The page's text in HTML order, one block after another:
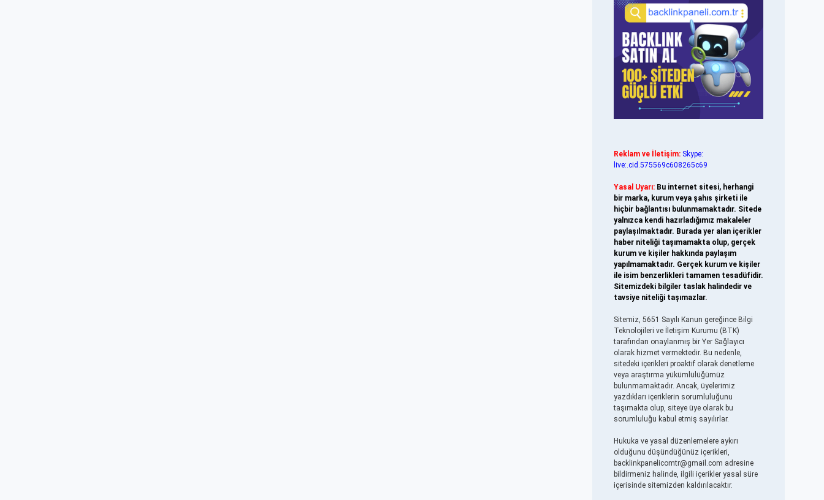
Reklam ve İletişim: Skype:
live:.cid.575569c608265c69
Yasal Uyarı: Bu internet sitesi, herhangi
bir marka, kurum veya şahıs şirketi ile
hiçbir bağlantısı bulunmamaktadır. Sitede
yalnızca kendi hazırladığımız makaleler
paylaşılmaktadır. Burada yer alan içerikler
haber niteliği taşımamakta olup, gerçek
kurum ve kişiler hakkında paylaşım
yapılmamaktadır. Gerçek kurum ve kişiler
ile isim benzerlikleri tamamen tesadüfidir.
Sitemizdeki bilgiler taslak halindedir ve
tavsiye niteliği taşımazlar.
Sitemiz, 5651 Sayılı Kanun gereğince Bilgi
Teknolojileri ve İletişim Kurumu (BTK)
tarafından onaylanmış bir Yer Sağlayıcı
olarak hizmet vermektedir. Bu nedenle,
sitedeki içerikleri proaktif olarak denetleme
veya araştırma yükümlülüğümüz
bulunmamaktadır. Ancak, üyelerimiz
yazdıkları içeriklerin sorumluluğunu
taşımakta olup, siteye üye olarak bu
sorumluluğu kabul etmiş sayılırlar.
Hukuka ve yasal düzenlemelere aykırı
olduğunu düşündüğünüz içerikleri,
backlinkpanelicomtr@gmail.com adresine
bildirmeniz halinde, ilgili içerikler yasal süre
içerisinde sitemizden kaldırılacaktır.